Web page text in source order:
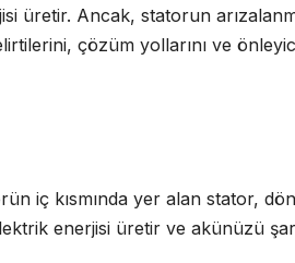
üretir. Ancak, statorun
çözüm yollarını ve
iç kısmında yer alan stator,
enerjisi üretir ve akünüzü